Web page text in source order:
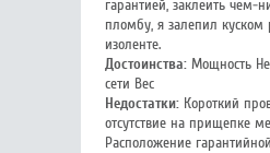
гарантией, заклеить чем-
пломбу, я залепил
изоленте.
Достоинства:Мощность
сети Вес
Недостатки:Короткий
отсутствие на прищепке
Расположение